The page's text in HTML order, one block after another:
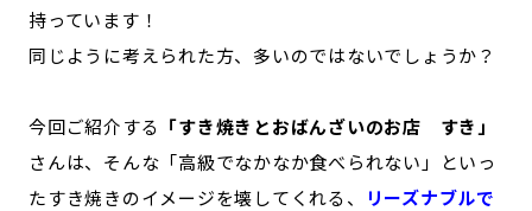
持っています！
同じように考えられた方、多いのではないでしょうか？
今回ご紹介する 「すき焼きとおばんざいのお店 すき」
さんは、そんな「高級でなかなか食べられない」といっ
たすき焼きのイメージを壊してくれる、
リーズナブルで